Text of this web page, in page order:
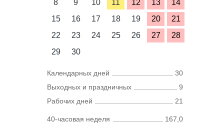
8 9 10 11 12 13
14
15
16 17 18 19 20
21
22
23 24 25 26 27
28
29
30
Календарных дней
30
Выходных и праздничных
9
Рабочих дней
21
40-часовая неделя
167,0